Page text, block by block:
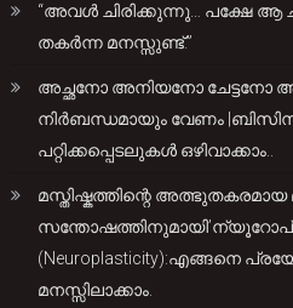
“അവൾ ചിരിക്കുന്നു… പക്ഷേ ആ
തകർന്ന മനസ്സുണ്ട്.”
അച്ഛനോ അനിയനോ ചേട്ടനോ
നിർബന്ധമായും വേണം
പറ്റിക്കപ്പെടലുകൾ ഒഴിവാക്കാം..
മസ്തിഷ്കത്തിന്റെ അത്ഭുതകരമായ
(Neuroplasticity):എങ്ങനെ
മനസ്സിലാക്കാം.